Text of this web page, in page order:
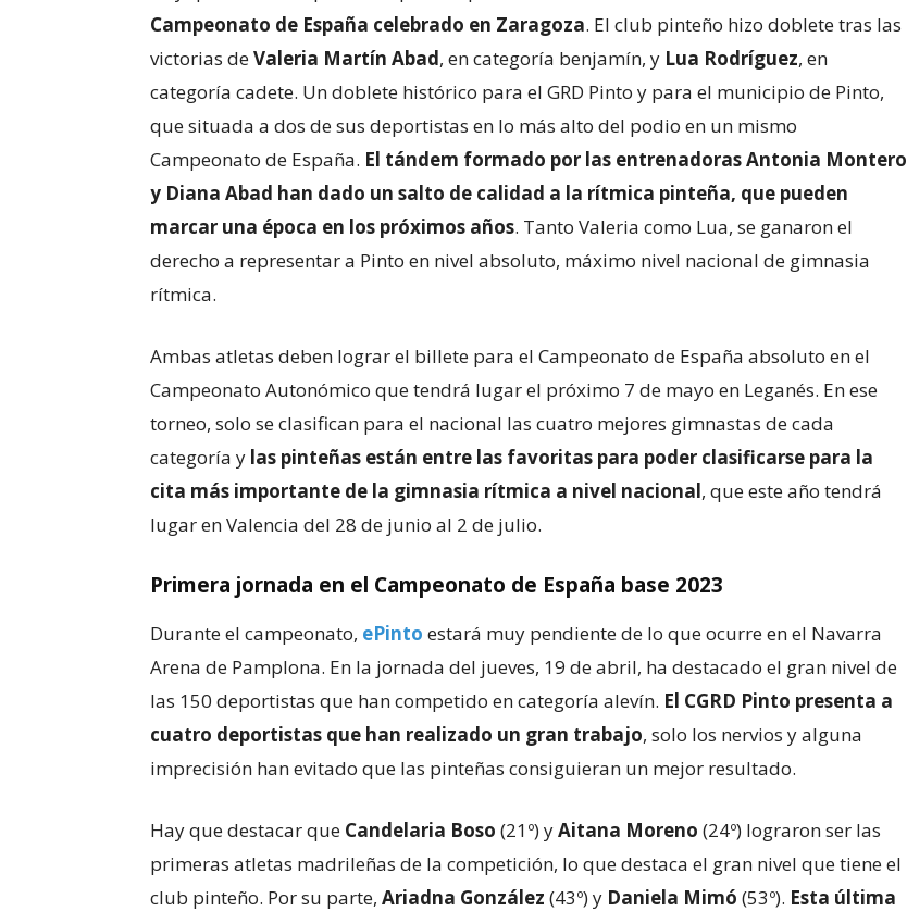
Campeonato de España celebrado en Zaragoza. El club pinteño hizo doblete tras las
victorias deValeria Martín Abad, en categoría benjamín, y Lua Rodríguez, en
categoría cadete. Un doblete histórico para el GRD Pinto y para el municipio de Pinto,
que situada a dos de sus deportistas en lo más alto del podio en un mismo
Campeonato de España. El tándem formado por las entrenadoras Antonia Montero
y Diana Abad han dado un salto de calidad a la rítmica pinteña, que pueden
marcar una época en los próximos años. Tanto Valeria como Lua, se ganaron el
derecho a representar a Pinto en nivel absoluto, máximo nivel nacional de gimnasia
rítmica.
Ambas atletas deben lograr el billete para el Campeonato de España absoluto en el
Campeonato Autonómico que tendrá lugar el próximo 7 de mayo en Leganés. En ese
torneo, solo se clasifican para el nacional las cuatro mejores gimnastas de cada
categoría y las pinteñas están entre las favoritas para poder clasificarse para la
cita más importante de la gimnasia rítmica a nivel nacional, que este año tendrá
lugar en Valencia del 28 de junio al 2 de julio.
Primera jornada en el Campeonato de España base 2023
Durante el campeonato, ePinto estará muy pendiente de lo que ocurre en el Navarra
Arena de Pamplona. En la jornada del jueves, 19 de abril, ha destacado el gran nivel de
las 150 deportistas que han competido en categoría alevín. El CGRD Pinto presenta a
cuatro deportistas que han realizado un gran trabajo, solo los nervios y alguna
imprecisión han evitado que las pinteñas consiguieran un mejor resultado.
Hay que destacar que Candelaria Boso (21º) yAitana Moreno (24º) lograron ser las
primeras atletas madrileñas de la competición, lo que destaca el gran nivel que tiene el
club pinteño. Por su parte, Ariadna González (43º) y Daniela Mimó (53º). Esta última